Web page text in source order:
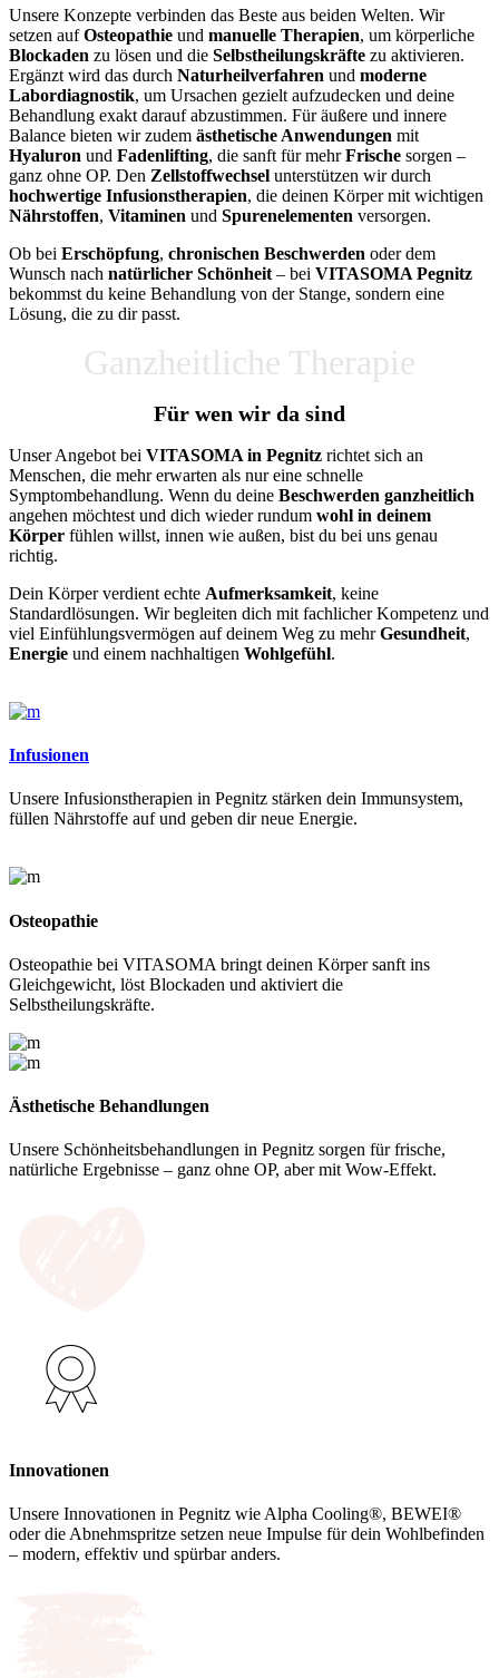
Unsere Konzepte verbinden das Beste aus beiden Welten. Wir
setzen aufOsteopathie und manuelle Therapien, um körperliche
Blockaden zu lösen und die Selbstheilungskräfte zu aktivieren.
Ergänzt wird das durch Naturheilverfahren und moderne
Labordiagnostik, um Ursachen gezielt aufzudecken und deine
Behandlung exakt darauf abzustimmen. Für äußere und innere
Balance bieten wir zudem ästhetische Anwendungen mit
Hyaluron und Fadenlifting, die sanft für mehrFrische sorgen –
ganz ohne OP. Den Zellstoffwechsel unterstützen wir durch
hochwertige Infusionstherapien, die deinen Körper mit wichtigen
Nährstoffen, Vitaminen und Spurenelementen versorgen.
Ob bei Erschöpfung, chronischen Beschwerden oder dem
Wunsch nach natürlicher Schönheit – bei VITASOMA Pegnitz
bekommst du keine Behandlung von der Stange, sondern eine
Lösung, die zu dir passt.
Ganzheitliche Therapie
Für wen wir da sind
Unser Angebot bei VITASOMA in Pegnitz richtet sich an
Menschen, die mehr erwarten als nur eine schnelle
Symptombehandlung. Wenn du deine Beschwerden ganzheitlich
angehen möchtest und dich wieder rundum wohl in deinem
Körper fühlen willst, innen wie außen, bist du bei uns genau
richtig.
Dein Körper verdient echte Aufmerksamkeit, keine
Standardlösungen. Wir begleiten dich mit fachlicher Kompetenz und
viel Einfühlungsvermögen auf deinem Weg zu mehrGesundheit,
Energie und einem nachhaltigen Wohlgefühl.
Infusionen
Unsere Infusionstherapien in Pegnitz stärken dein Immunsystem,
füllen Nährstoffe auf und geben dir neue Energie.
Osteopathie
Osteopathie bei VITASOMA bringt deinen Körper sanft ins
Gleichgewicht, löst Blockaden und aktiviert die
Selbstheilungskräfte.
Ästhetische Behandlungen
Unsere Schönheitsbehandlungen in Pegnitz sorgen für frische,
natürliche Ergebnisse – ganz ohne OP, aber mit Wow-Effekt.
Innovationen
Unsere Innovationen in Pegnitz wie Alpha Cooling®, BEWEI®
oder die Abnehmspritze setzen neue Impulse für dein Wohlbefinden
– modern, effektiv und spürbar anders.